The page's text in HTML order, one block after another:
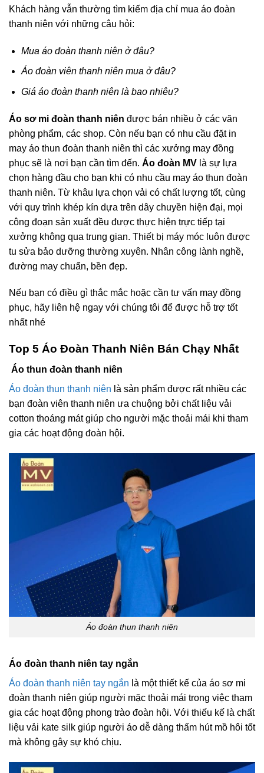
Khách hàng vẫn thường tìm kiếm địa chỉ mua áo đoàn
thanh niên với những câu hỏi:
Mua áo đoàn thanh niên ở đâu?
Áo đoàn viên thanh niên mua ở đâu?
Giá áo đoàn thanh niên là bao nhiêu?
Áo sơ mi đoàn thanh niên được bán nhiều ở các văn
phòng phẩm, các shop. Còn nếu bạn có nhu cầu đặt in
may áo thun đoàn thanh niên thì các xưởng may đồng
phục sẽ là nơi bạn cần tìm đến. Áo đoàn MV là sự lựa
chọn hàng đầu cho bạn khi có nhu cầu may áo thun đoàn
thanh niên. Từ khâu lựa chọn vải có chất lượng tốt, cùng
với quy trình khép kín dựa trên dây chuyền hiện đại, mọi
công đoạn sản xuất đều được thực hiện trực tiếp tại
xưởng không qua trung gian. Thiết bị máy móc luôn được
tu sửa bảo dưỡng thường xuyên. Nhân công lành nghề,
đường may chuẩn, bền đẹp.
Nếu bạn có điều gì thắc mắc hoặc cần tư vấn may đồng
phục, hãy liên hệ ngay với chúng tôi để được hỗ trợ tốt
nhất nhé
Top 5 Áo Đoàn Thanh Niên Bán Chạy Nhất
Áo thun đoàn thanh niên
Áo đoàn thun thanh niên là sản phẩm được rất nhiều các
bạn đoàn viên thanh niên ưa chuộng bởi chất liệu vải
cotton thoáng mát giúp cho người mặc thoải mái khi tham
gia các hoạt động đoàn hội.
Áo đoàn thun thanh niên
Áo đoàn thanh niên tay ngắn
Áo đoàn thanh niên tay ngắn là một thiết kế của áo sơ mi
đoàn thanh niên giúp người mặc thoải mái trong việc tham
gia các hoạt động phong trào đoàn hội. Với thiếu kế là chất
liệu vải kate silk giúp người áo dễ dàng thấm hút mồ hôi tốt
mà không gây sự khó chịu.